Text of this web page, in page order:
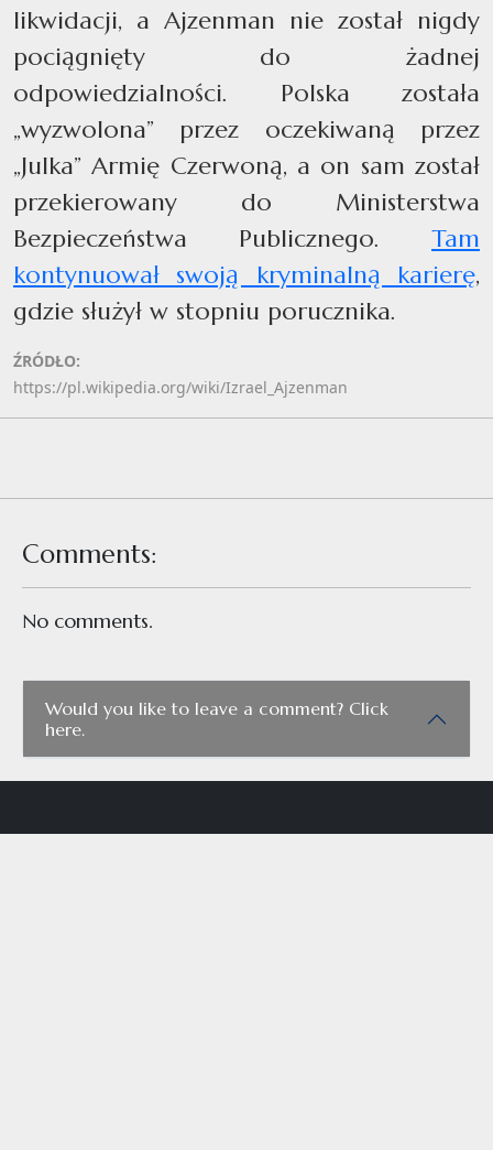
likwidacji, a Ajzenman nie został nigdy
pociągnięty do żadnej
odpowiedzialności. Polska została
„wyzwolona” przez oczekiwaną przez
„Julka” Armię Czerwoną, a on sam został
przekierowany do Ministerstwa
Bezpieczeństwa Publicznego. Tam
kontynuował swoją kryminalną karierę,
gdzie służył w stopniu porucznika.
ŹRÓDŁO:
https://pl.wikipedia.org/wiki/Izrael_Ajzenman
Comments:
No comments.
Would you like to leave a comment? Click
here.